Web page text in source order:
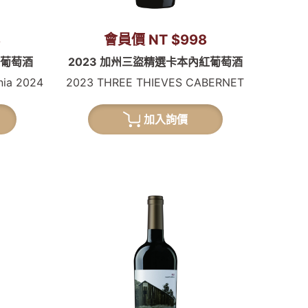
萄酒
2024
會員價 NT $998
2023 加州三盜精選卡本內紅葡萄酒
2023 THREE THIEVES CABERNET
加入詢價